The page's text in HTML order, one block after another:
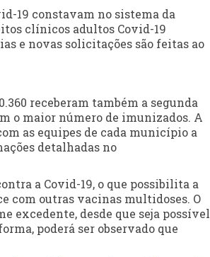
19 constavam no sistema da
clínicos adultos Covid-19
e novas solicitações são feitas ao
receberam também a segunda
o maior número de imunizados. A
as equipes de cada município a
detalhadas no
a Covid-19, o que possibilita a
com outras vacinas multidoses. O
excedente, desde que seja possível
poderá ser observado que